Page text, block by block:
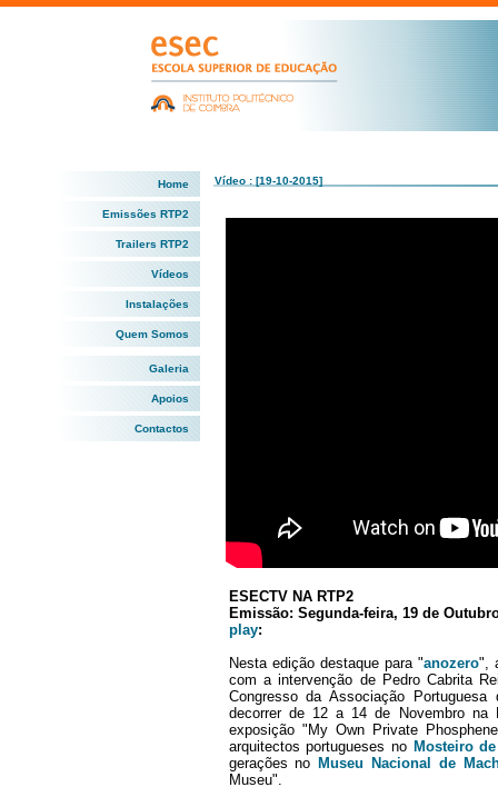
Home
Emissões RTP2
Trailers RTP2
Vídeos
Instalações
Quem Somos
Galeria
Apoios
Contactos
Vídeo : [19-10-2015]
ESECTV NA RTP2
Emissão: Segunda-feira, 19 de
play:
Nesta edição destaque para "anozero",
com a intervenção de Pedro Cabrita
Congresso da Associação
decorrer de 12 a 14 de Novembro na
exposição "My Own Private
arquitectos portugueses no Mosteiro
gerações no Museu Nacional de
Museu".